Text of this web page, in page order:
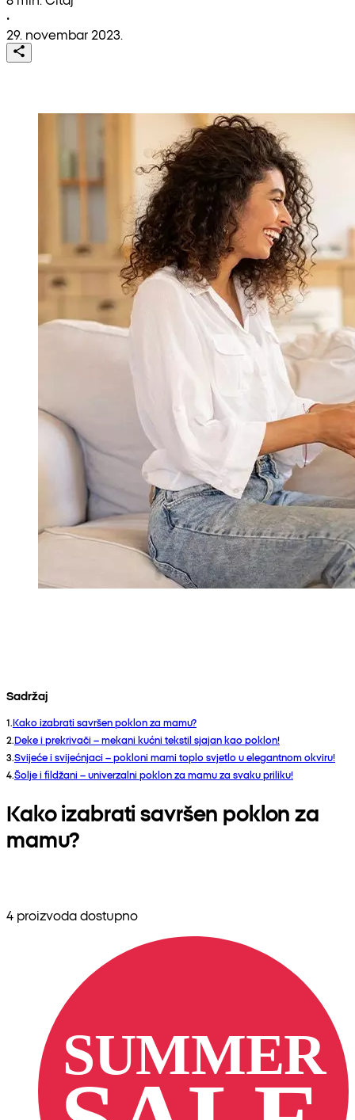
•
29. novembar 2023.
Sadržaj
1.Kako izabrati savršen poklon za mamu?
2.Deke i prekrivači – mekani kućni tekstil sjajan kao poklon!
3.Svijeće i svijećnjaci – pokloni mami toplo svjetlo u elegantnom okviru!
4.Šolje i fildžani – univerzalni poklon za mamu za svaku priliku!
Kako izabrati savršen poklon za
mamu?
4 proizvoda dostupno